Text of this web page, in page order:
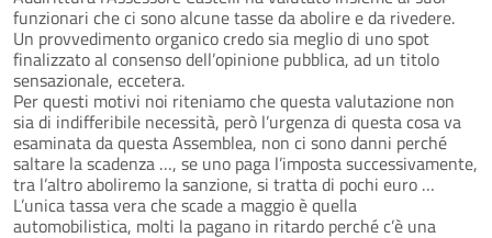
funzionari che ci sono alcune tasse da abolire e da rivedere.
Un provvedimento organico credo sia meglio di uno spot
finalizzato al consenso dell’opinione pubblica, ad un titolo
sensazionale, eccetera.
Per questi motivi noi riteniamo che questa valutazione non
sia di indifferibile necessità, però l’urgenza di questa cosa va
esaminata da questa Assemblea, non ci sono danni perché
saltare la scadenza …, se uno paga l’imposta successivamente,
tra l’altro aboliremo la sanzione, si tratta di pochi euro …
L’unica tassa vera che scade a maggio è quella
automobilistica, molti la pagano in ritardo perché c’è una